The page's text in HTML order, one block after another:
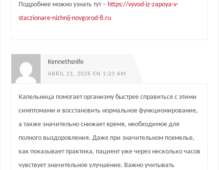
Подробнее можно узнать тут – https://vyvod-iz-zapoya-v-
staczionare-nizhnij-novgorod-8.ru
Kennethsnife
ABRIL 21, 2026 EN 1:23 AM
Капельница помогает организму быстрее справиться с этими
симптомами и восстановить нормальное функционирование,
а также значительно снижает время, необходимое для
полного выздоровления. Даже при значительном похмелье,
как показывает практика, пациент уже через несколько часов
чувствует значительное улучшение. Важно учитывать